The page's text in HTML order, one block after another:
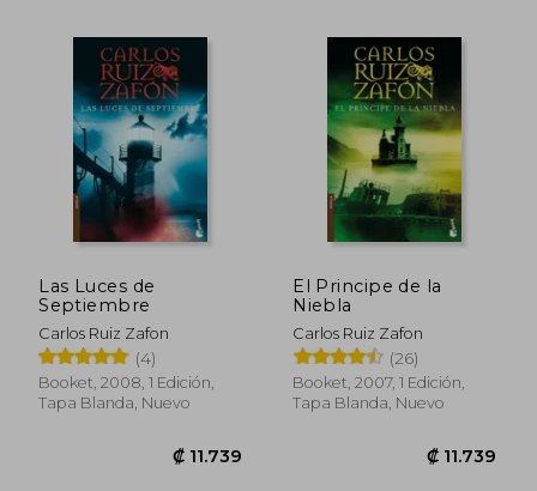
₡ 8.099 ₡
Las Luces de
Septiembre
Carlos Ruiz Zafon
(4)
Booket, 2008, 1 Edición,
Tapa Blanda, Nuevo
El Principe de la
Niebla
Carlos Ruiz Zafon
(26)
Booket, 2007, 1 Edición,
Tapa Blanda, Nuevo